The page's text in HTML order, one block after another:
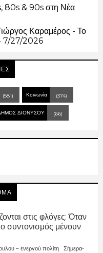
80s & 90s στη Νέα
Καραμέρος - Το
7/27/2026
(581) Κοινωνία (374)
ΔΙΟΝΥΣΟΥ (66)
στις φλόγες: Όταν
συντονισμός μένουν
– ενεργού πολίτη Σήμερα-